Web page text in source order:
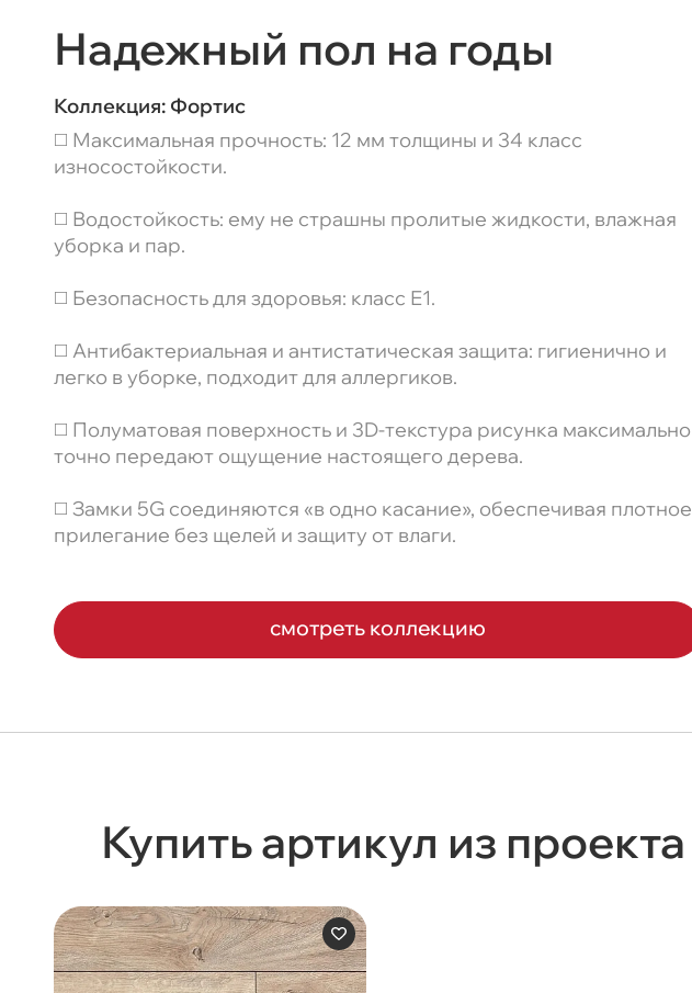
Надежный пол на годы
Коллекция: Фортис
◻️ Максимальная прочность: 12 мм толщины и 34 класс
износостойкости.
◻️ Водостойкость: ему не страшны пролитые жидкости, влажная
уборка и пар.
◻️ Безопасность для здоровья: класс Е1.
◻️ Антибактериальная и антистатическая защита: гигиенично и
легко в уборке, подходит для аллергиков.
◻️ Полуматовая поверхность и 3D-текстура рисунка максимально
точно передают ощущение настоящего дерева.
◻️ Замки 5G соединяются «в одно касание», обеспечивая плотное
прилегание без щелей и защиту от влаги.
смотреть коллекцию
Купить артикул из проекта